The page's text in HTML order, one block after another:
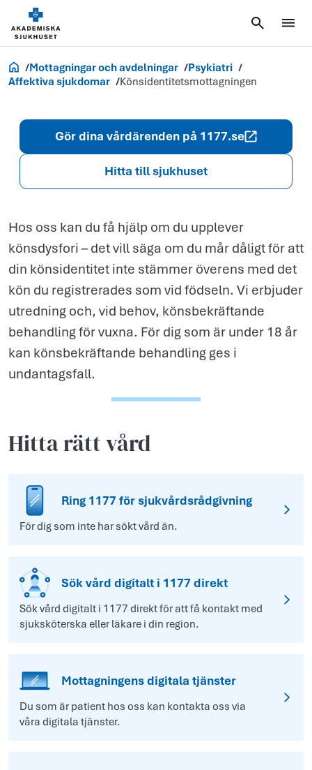
Akademiska.se
Mottagningar och avdelningar
Psykiatri
Affektiva sjukdomar
Könsidentitetsmottagningen
Gör dina vårdärenden på 1177.se
Hitta till sjukhuset
Hos oss kan du få hjälp om du upplever
könsdysfori – det vill säga om du mår dåligt för att
din könsidentitet inte stämmer överens med det
kön du registrerades som vid födseln. Vi erbjuder
utredning och, vid behov, könsbekräftande
behandling för vuxna. För dig som är under 18 år
kan könsbekräftande behandling ges i
undantagsfall.
Hitta rätt vård
Ring 1177 för sjukvårdsrådgivning
För dig som inte har sökt vård än.
Sök vård digitalt i 1177 direkt
Sök vård digitalt i 1177 direkt för att få kontakt med
sjuksköterska eller läkare i din region.
Mottagningens digitala tjänster
Du som är patient hos oss kan kontakta oss via
våra digitala tjänster.